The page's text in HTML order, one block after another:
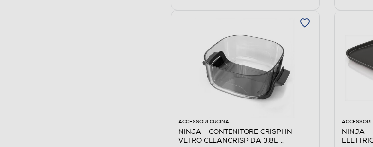
ACCESSORI CUCINA
NINJA - CONTENITORE CRISPI IN
VETRO CLEANCRISP DA 3,8L-
ACCESSORI
NINJA -